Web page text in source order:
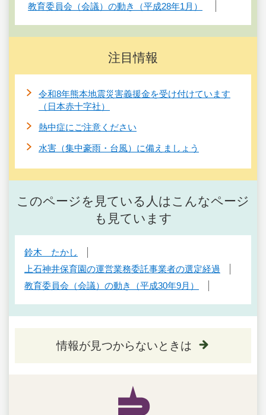
教育委員会（会議）の動き（平成28年1月）
注目情報
令和8年熊本地震災害義援金を受け付けています
（日本赤十字社）
熱中症にご注意ください
水害（集中豪雨・台風）に備えましょう
このページを見ている人はこんなページ
も見ています
鈴木 たかし
上石神井保育園の運営業務委託事業者の選定経過
教育委員会（会議）の動き（平成30年9月）
情報が見つからないときは